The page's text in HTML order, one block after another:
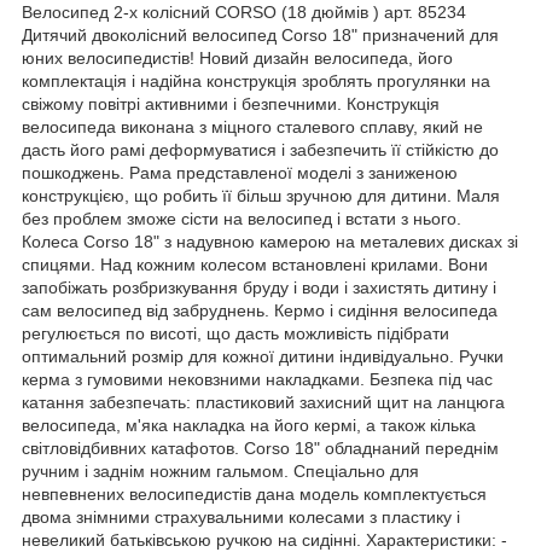
Велосипед 2-х колісний CORSO (18 дюймів ) арт. 85234
Дитячий двоколісний велосипед Corso 18" призначений для
юних велосипедистів! Новий дизайн велосипеда, його
комплектація і надійна конструкція зроблять прогулянки на
свіжому повітрі активними і безпечними. Конструкція
велосипеда виконана з міцного сталевого сплаву, який не
дасть його рамі деформуватися і забезпечить її стійкістю до
пошкоджень. Рама представленої моделі з заниженою
конструкцією, що робить її більш зручною для дитини. Маля
без проблем зможе сісти на велосипед і встати з нього.
Колеса Corso 18" з надувною камерою на металевих дисках зі
спицями. Над кожним колесом встановлені крилами. Вони
запобіжать розбризкування бруду і води і захистять дитину і
сам велосипед від забруднень. Кермо і сидіння велосипеда
регулюється по висоті, що дасть можливість підібрати
оптимальний розмір для кожної дитини індивідуально. Ручки
керма з гумовими нековзними накладками. Безпека під час
катання забезпечать: пластиковий захисний щит на ланцюга
велосипеда, м'яка накладка на його кермі, а також кілька
світловідбивних катафотов. Corso 18" обладнаний переднім
ручним і заднім ножним гальмом. Спеціально для
невпевнених велосипедистів дана модель комплектується
двома знімними страхувальними колесами з пластику і
невеликий батьківською ручкою на сидінні. Характеристики: -